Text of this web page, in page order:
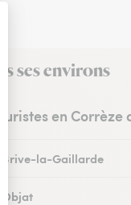
ses environs
en
Brive-la-Gaillarde